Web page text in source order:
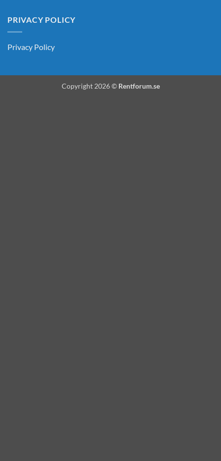
PRIVACY POLICY
Privacy Policy
Copyright 2026 © Rentforum.se